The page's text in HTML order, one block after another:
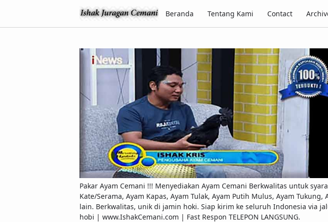
Beranda Tentang Kami Contact
Pakar Ayam Cemani !!! Menyediakan Ayam Cemani Berkwalitas untuk
Kate/Serama, Ayam Kapas, Ayam Tulak, Ayam Putih Mulus, Ayam
lain. Berkwalitas, unik di jamin hoki. Siap kirim ke seluruh Indonesia via
hobi | www.IshakCemani.com | Fast Respon TELEPON LANGSUNG.